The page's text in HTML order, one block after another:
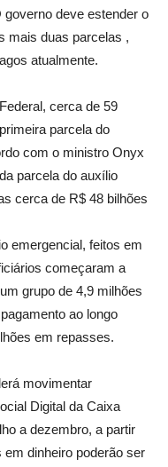
deve estender o
mais duas parcelas ,
atualmente.
cerca de 59
parcela do
com o ministro Onyx
parcela do auxílio
cerca de R$ 48 bilhões
emergencial, feitos em
começaram a
grupo de 4,9 milhões
ao longo
em repasses.
movimentar
Digital da Caixa
a dezembro, a partir
dinheiro poderão ser